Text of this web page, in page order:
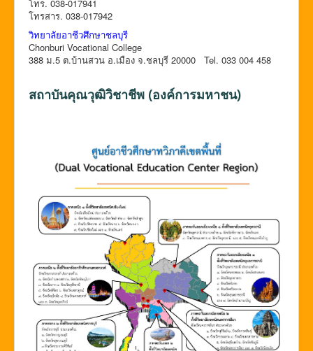
โทร. 038-017941
โทรสาร. 038-017942
วิทยาลัยอาชีวศึกษาชลบุรี
Chonburi Vocational College
388 ม.5 ต.บ้านสวน อ.เมือง จ.ชลบุรี 20000 Tel. 033 004 458
สถาบันคุณวุฒิวิชาชีพ (องค์การมหาชน)